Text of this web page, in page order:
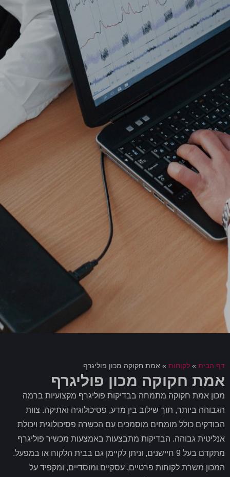
דף הבית » לקוחות » אמת חקוקה מכון פוליגרף
אמת חקוקה מכון פוליגרף
מכון אמת חקוקה מתמחה בבדיקות פוליגרף מקצועיות ברמה
הגבוהה ביותר, תוך שילוב בין מדע, פסיכולוגיה ואתיקה. צוות
הבודקים כולל מומחים מוסמכים עם הכשרה פסיכולוגית ויכולת
אנליטית גבוהה. הבדיקות מתבצעות באמצעות מכשיר פוליגרף
מתקדם בעל 9 חיישנים, וניתן לקיימן גם בבית הלקוח או במפעל.
המכון משרת לקוחות פרטיים, עסקיים ומוסדיים, ומקפיד על